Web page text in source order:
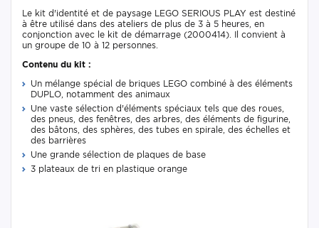
Le kit d'identité et de paysage LEGO SERIOUS PLAY est destiné
à être utilisé dans des ateliers de plus de 3 à 5 heures, en
conjonction avec le kit de démarrage (2000414). Il convient à
un groupe de 10 à 12 personnes.
Contenu du kit :
Un mélange spécial de briques LEGO combiné à des éléments
DUPLO, notamment des animaux
Une vaste sélection d'éléments spéciaux tels que des roues,
des pneus, des fenêtres, des arbres, des éléments de figurine,
des bâtons, des sphères, des tubes en spirale, des échelles et
des barrières
Une grande sélection de plaques de base
3 plateaux de tri en plastique orange